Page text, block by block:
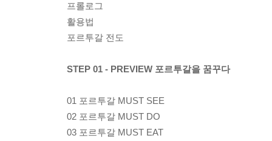
프롤로그
활용법
포르투갈 전도
STEP 01 - PREVIEW 포르투갈을 꿈꾸다
01 포르투갈 MUST SEE
02 포르투갈 MUST DO
03 포르투갈 MUST EAT